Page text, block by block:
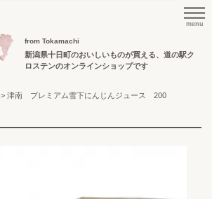
menu
from Tokamachi
新潟県十日町のおいしいものが買える、 道の駅ク
ロステンのオンラインショップです
> 津南 プレミアム雪下にんじんジュース 200